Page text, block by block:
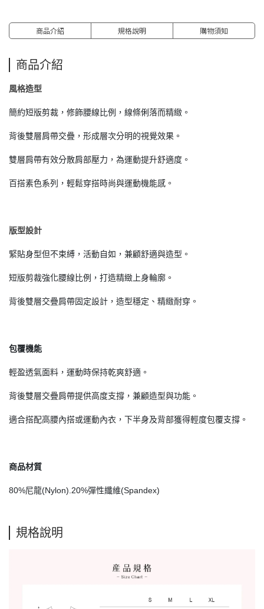
商品介紹 規格說明 購物須知
商品介紹
風格造型
簡約短版剪裁，修飾腰線比例，線條俐落而精緻。
背後雙層肩帶交疊，形成層次分明的視覺效果。
雙層肩帶有效分散肩部壓力，為運動提升舒適度。
百搭素色系列，輕鬆穿搭時尚與運動機能感。
版型設計
緊貼身型但不束縛，活動自如，兼顧舒適與造型。
短版剪裁強化腰線比例，打造精緻上身輪廓。
背後雙層交疊肩帶固定設計，造型穩定、精緻耐穿。
包覆機能
輕盈透氣面料，運動時保持乾爽舒適。
背後雙層交疊肩帶提供高度支撐，兼顧造型與功能。
適合搭配高腰內搭或運動內衣，下半身及背部獲得輕度包覆支撐。
商品材質
80%尼龍(Nylon).20%彈性纖維(Spandex)
規格說明